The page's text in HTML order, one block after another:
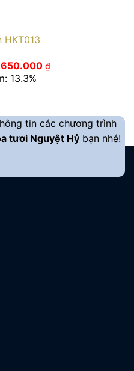
HKT013
Giá
gốc
là:
650.000 ₫Giá
hiện
13.3%
tin các chương trình
tươi Nguyệt Hỷ bạn nhé!